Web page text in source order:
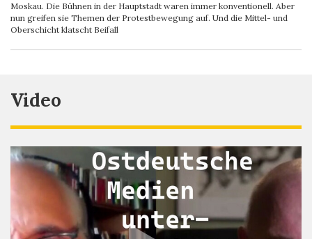
Moskau. Die Bühnen in der Hauptstadt waren immer konventionell. Aber
nun greifen sie Themen der Protestbewegung auf. Und die Mittel- und
Oberschicht klatscht Beifall
Video